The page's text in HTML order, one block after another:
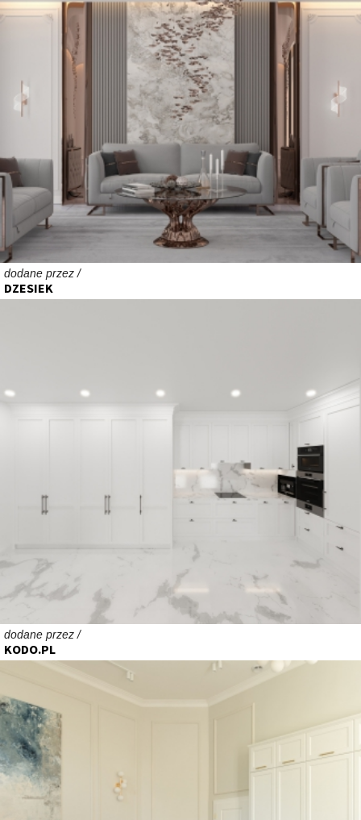
dodane przez /
DZESIEK
dodane przez /
KODO.PL